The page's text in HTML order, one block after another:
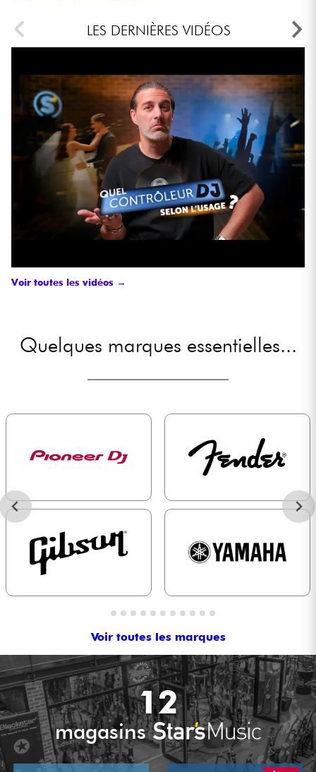
LES DERNIÈRES VIDÉOS
Voir toutes les vidéos →
Quelques marques essentielles...
Voir toutes les marques
12
magasins